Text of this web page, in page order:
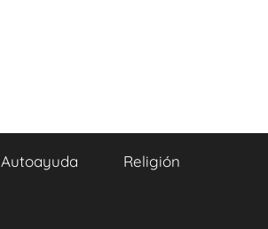
Autoayuda Religión